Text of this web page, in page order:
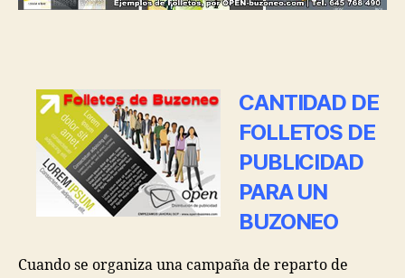
CANTIDAD DE
FOLLETOS DE
PUBLICIDAD
PARA UN
BUZONEO
Cuando se organiza una campaña de reparto de